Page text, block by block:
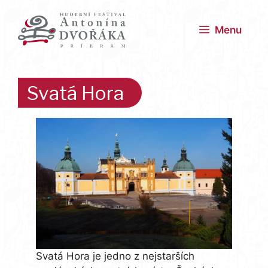
obsah
Menu
Svatá Hora
Svatá Hora je jedno z nejstarších